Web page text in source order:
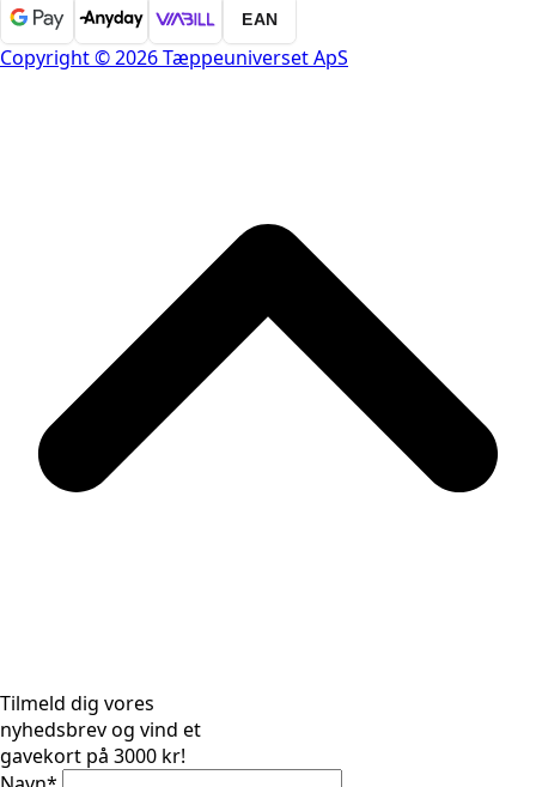
EAN
Copyright © 2026 Tæppeuniverset ApS
Tilmeld dig vores
nyhedsbrev og vind et
gavekort på 3000 kr!